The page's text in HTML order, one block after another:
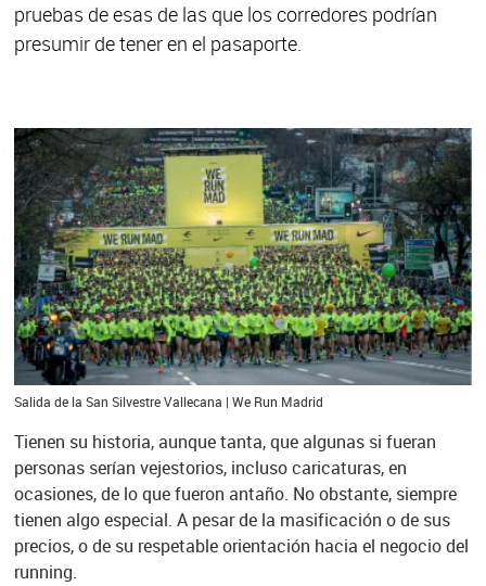
pruebas de esas de las que los corredores podrían
presumir de tener en el pasaporte.
Salida de la San Silvestre Vallecana | We Run Madrid
Tienen su historia, aunque tanta, que algunas si fueran
personas serían vejestorios, incluso caricaturas, en
ocasiones, de lo que fueron antaño. No obstante, siempre
tienen algo especial. A pesar de la masificación o de sus
precios, o de su respetable orientación hacia el negocio del
running.